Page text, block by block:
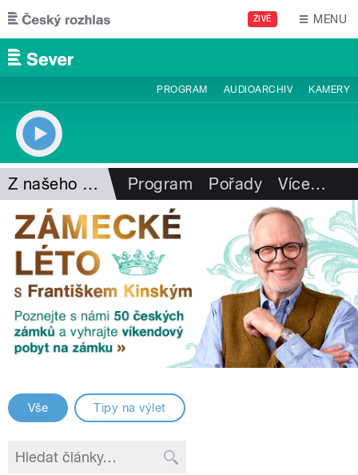
Přejít k hlavnímu obsahu
ŽIVĚ MENU
PROGRAM AUDIOARCHIV KAMERY
Z našeho vysílání Program Pořady Více…
Vše Tipy na výlet